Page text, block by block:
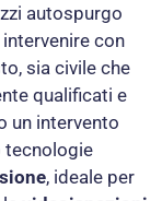
autospurgo
con
sia civile che
qualificati e
un intervento
tecnologie
, ideale per